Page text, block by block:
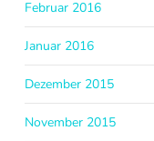
Februar 2016
Januar 2016
Dezember 2015
November 2015